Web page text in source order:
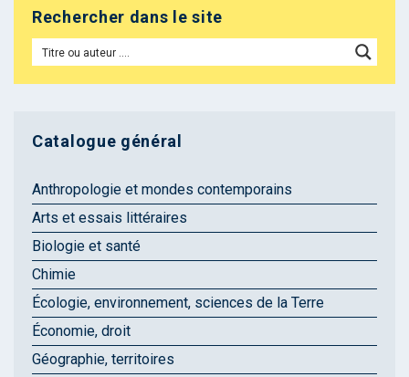
Rechercher dans le site
Catalogue général
Anthropologie et mondes contemporains
Arts et essais littéraires
Biologie et santé
Chimie
Écologie, environnement, sciences de la Terre
Économie, droit
Géographie, territoires